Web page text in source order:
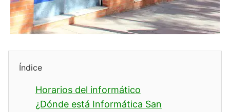
Índice
Horarios del informático
¿Dónde está Informática San